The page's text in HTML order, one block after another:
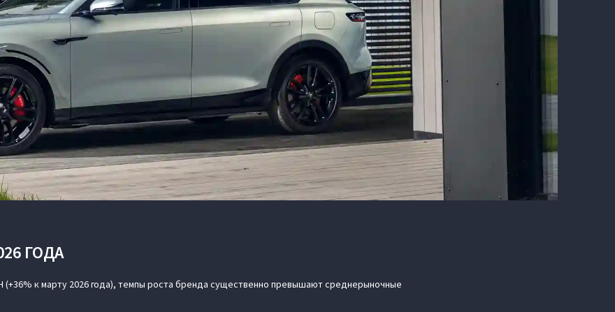
ГОДА
(+36% к марту 2026 года), темпы роста бренда существенно превышают среднерыночные